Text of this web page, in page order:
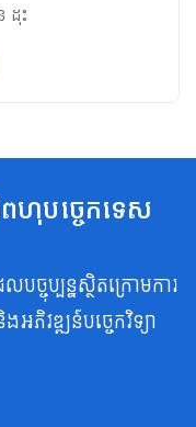
ដុះ
ហុបច្ចេកទេស
បច្ចុប្បន្នស្ថិតក្រោមការ
ភិវឌ្ឍន៍បច្ចេកវិទ្យា